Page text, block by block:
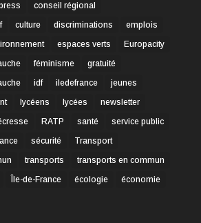
conseil régional
culture discriminations
emplois
espaces verts
Europacity
féminisme
gratuité
idf iledefrance
jeunes
lycéens lycées
newsletter
RATP santé
service public
sécurité
Transport
transports
transports en commun
Île-de-France écologie
économie